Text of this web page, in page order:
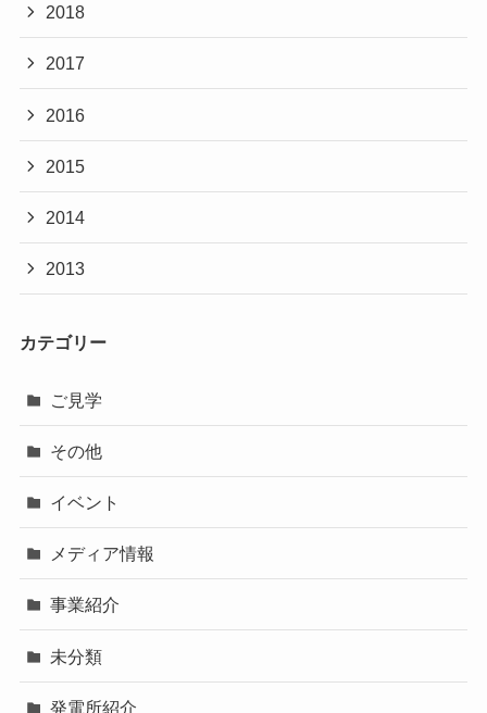
2018
2017
2016
2015
2014
2013
カテゴリー
ご見学
その他
イベント
メディア情報
事業紹介
未分類
発電所紹介